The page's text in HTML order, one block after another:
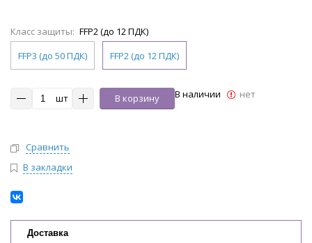
Класс защиты: FFP2 (до 12 ПДК)
FFP3 (до 50 ПДК)
FFP2 (до 12 ПДК)
шт В корзину В наличии нет
Сравнить
В закладки
Доставка